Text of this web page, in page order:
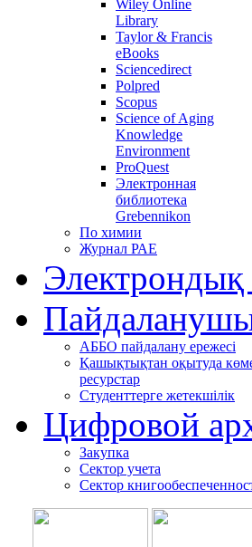
Wiley Online
Library
Taylor & Francis
eBooks
Sciencedirect
Polpred
Scopus
Science of Aging
Knowledge
Environment
ProQuest
Электронная
библиотека
Grebennikon
По химии
Журнал РАЕ
Электрондық
АББО пайдалану ережесі
Қашықтықтан оқытуда
ресурстар
Студенттерге жетекшілік
Цифровой
Закупка
Сектор учета
Сектор